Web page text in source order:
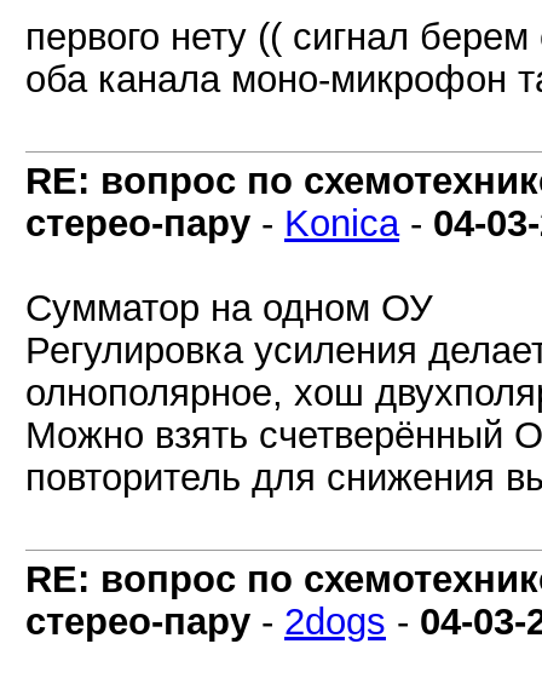
первого нету (( сигнал
оба канала моно-микрофон
RE: вопрос по
стерео-пару - Konica- 04-
Сумматор на одном ОУ
Регулировка усиления
олнополярное, хош
Можно взять счетверённый
повторитель для снижения
RE: вопрос по
стерео-пару - 2dogs - 04-03-